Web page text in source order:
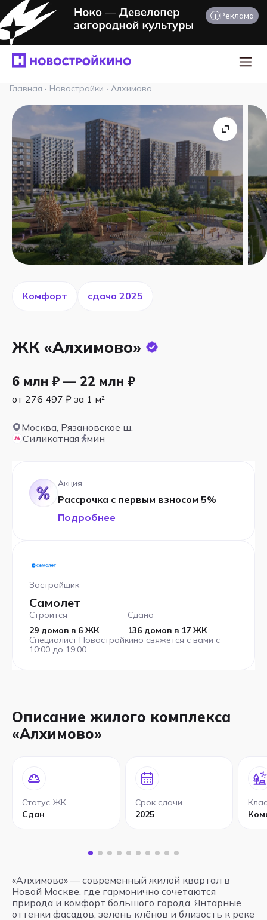
i Реклама
Главная · Новостройки · Алхимово
ЖК «Алхимово»
6 млн ₽ — 22 млн ₽
от 276 497 ₽ за 1 м²
Москва, Рязановское ш.
Силикатная
мин
Комфорт cдача 2025
Акция
Рассрочка с первым взносом 5%
Подробнее
Застройщик
Самолет
Строится
29 домов в 6 ЖК
Сдано
136 домов в 17 ЖК
Специалист Новостройкино свяжется с вами с
10:00 до 19:00
Описание жилого комплекса
«Алхимово»
Статус ЖК
Сдан
Срок сдачи
2025
«Алхимово» — современный жилой квартал в
Новой Москве, где гармонично сочетаются
природа и комфорт большого города. Янтарные
оттенки фасадов, зелень клёнов и близость к реке